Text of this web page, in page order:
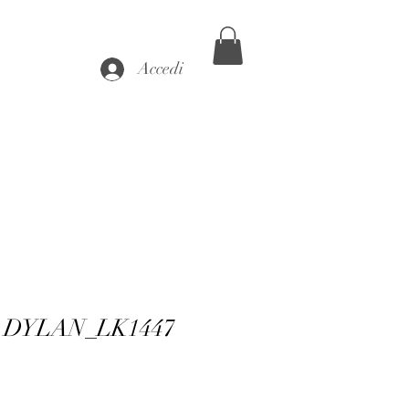
Accedi